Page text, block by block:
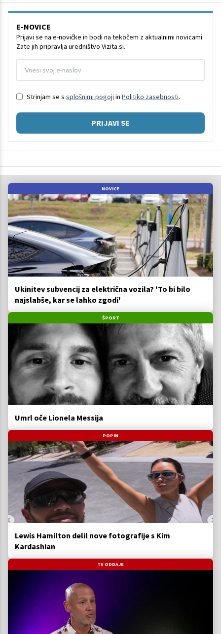
E-NOVICE
Prijavi se na e-novičke in bodi na tekočem z aktualnimi novicami.
Zate jih pripravlja uredništvo Vizita.si.
Strinjam se s splošnimi pogoji in Politiko zasebnosti.
PRIJAVI SE
NOVICE
Ukinitev subvencij za električna vozila? 'To bi bilo
najslabše, kar se lahko zgodi'
ŠPORT
Umrl oče Lionela Messija
POPIN
Lewis Hamilton delil nove fotografije s Kim
Kardashian
TV ODDAJE